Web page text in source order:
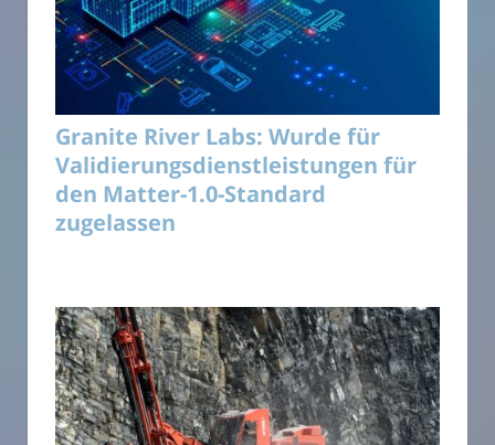
Granite River Labs: Wurde für
Validierungsdienstleistungen für
den Matter-1.0-Standard
zugelassen